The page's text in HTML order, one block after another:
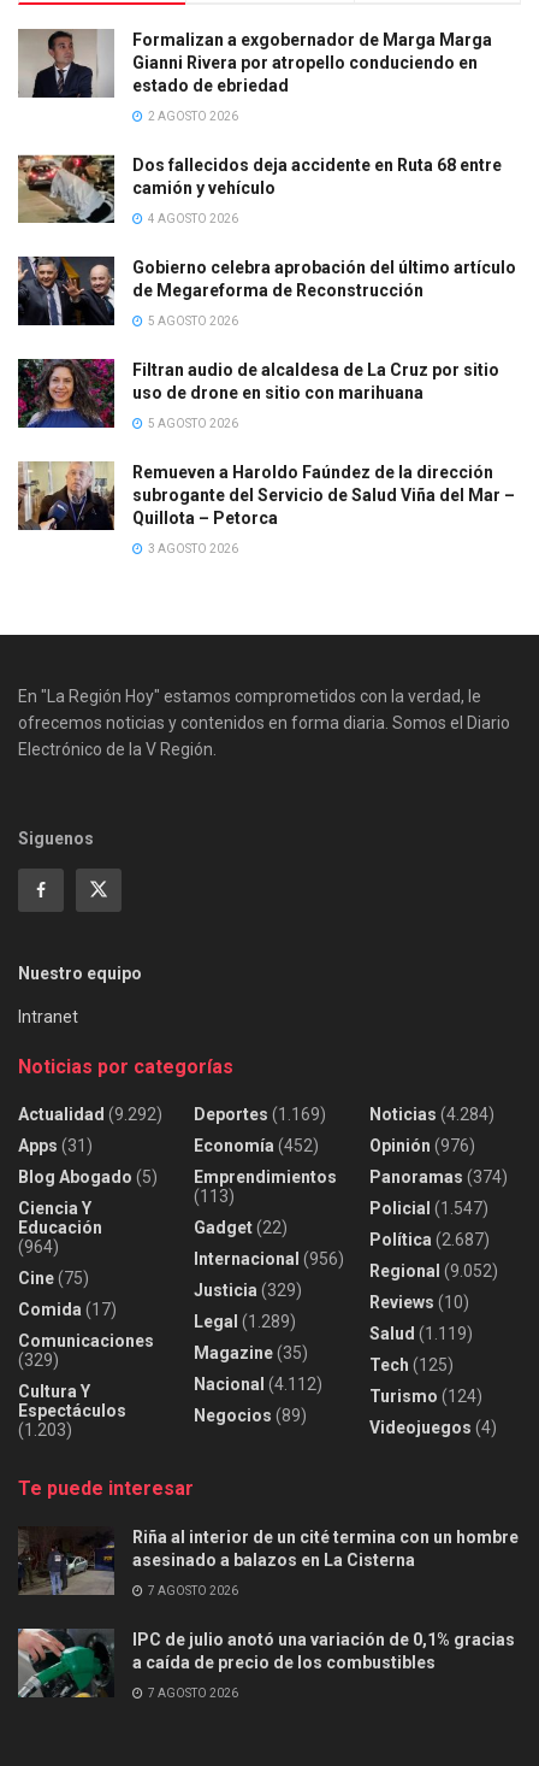
Formalizan a exgobernador de Marga Marga
Gianni Rivera por atropello conduciendo en
estado de ebriedad
2 AGOSTO 2026
Dos fallecidos deja accidente en Ruta 68 entre
camión y vehículo
4 AGOSTO 2026
Gobierno celebra aprobación del último artículo
de Megareforma de Reconstrucción
5 AGOSTO 2026
Filtran audio de alcaldesa de La Cruz por sitio
uso de drone en sitio con marihuana
5 AGOSTO 2026
Remueven a Haroldo Faúndez de la dirección
subrogante del Servicio de Salud Viña del Mar –
Quillota – Petorca
3 AGOSTO 2026
En "La Región Hoy" estamos comprometidos con la verdad, le
ofrecemos noticias y contenidos en forma diaria. Somos el Diario
Electrónico de la V Región.
Siguenos
Nuestro equipo
Intranet
Noticias por categorías
Actualidad (9.292)
Apps (31)
Blog Abogado (5)
Ciencia Y
Educación
(964)
Cine(75)
Comida (17)
Comunicaciones
(329)
Cultura Y
Espectáculos
(1.203)
Deportes (1.169)
Economía (452)
Emprendimientos
(113)
Gadget(22)
Internacional (956)
Justicia (329)
Legal (1.289)
Magazine(35)
Nacional (4.112)
Negocios (89)
Noticias (4.284)
Opinión (976)
Panoramas (374)
Policial (1.547)
Política (2.687)
Regional (9.052)
Reviews (10)
Salud (1.119)
Tech (125)
Turismo (124)
Videojuegos (4)
Te puede interesar
Riña al interior de un cité termina con un hombre
asesinado a balazos en La Cisterna
7 AGOSTO 2026
IPC de julio anotó una variación de 0,1% gracias
a caída de precio de los combustibles
7 AGOSTO 2026